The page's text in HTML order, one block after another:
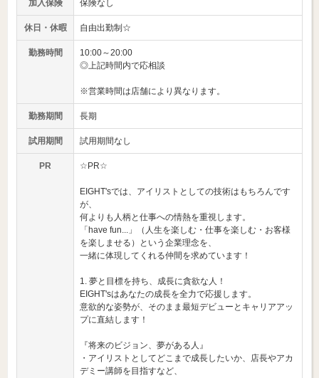
加入保険 保険なし
休日・休暇 自由出勤制☆
勤務時間
10:00～20:00
◎上記時間内で応相談
※営業時間は店舗により異なります。
勤務期間 長期
試用期間 試用期間なし
PR ☆PR☆
EIGHT'sでは、アイリストとしての技術はもちろんです
が、
何よりも人柄と仕事への情熱を重視します。
「have fun...」（人生を楽しむ・仕事を楽しむ・お客様
を楽しませる）という企業理念を、
一緒に体現してくれる仲間を求めています！
1. 夢と目標を持ち、成長に貪欲な人！
EIGHT'sはあなたの成長を全力で応援します。
意欲的な姿勢が、そのまま最短デビューとキャリアアッ
プに直結します！
『将来のビジョン、夢がある人』
・アイリストとしてどこまで成長したいか、店長やアカ
デミー講師を目指すなど、